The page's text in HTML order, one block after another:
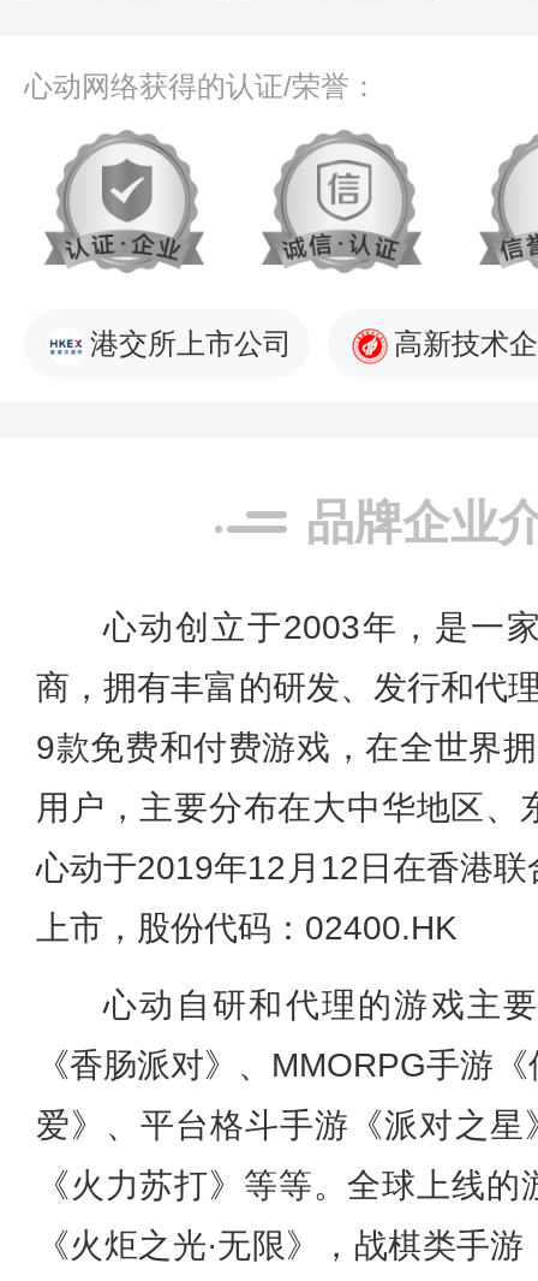
心动网络获得的认证/荣誉：
港交所上市公司 高新技术
品牌企业
心动创立于2003年，是一
商，拥有丰富的研发、发行和代
9款免费和付费游戏，在全世界
用户，主要分布在大中华地区、
心动于2019年12月12日在香港
上市，股份代码：02400.HK
心动自研和代理的游戏主
《香肠派对》、MMORPG手游
爱》、平台格斗手游《派对之
《火力苏打》等等。全球上线
《火炬之光·无限》，战棋类手